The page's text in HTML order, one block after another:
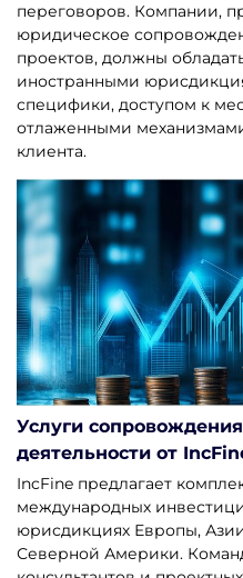
переговоров. Компании,
юридическое
проектов, должны
иностранными
специфики, доступом к
отлаженными
клиента.
Услуги
деятельности от
IncFine предлагает
международных
юрисдикциях Европы,
Северной Америки.